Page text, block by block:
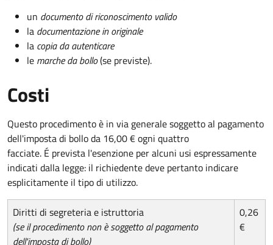
un documento di riconoscimento valido
la documentazione in originale
la copia da autenticare
le marche da bollo(se previste).
Costi
Questo procedimento è in via generale soggetto al pagamento
dell'imposta di bollo da 16,00 € ogni quattro
facciate. É prevista l'esenzione per alcuni usi espressamente
indicati dalla legge: il richiedente deve pertanto indicare
esplicitamente il tipo di utilizzo.
Diritti di segreteria e istruttoria
(se il procedimento non è soggetto al pagamento
dell'imposta di bollo)
0,26
€